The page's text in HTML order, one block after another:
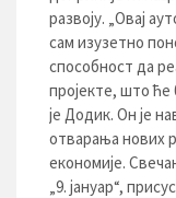
развоју. „Овај
сам изузетно
способност да
пројекте, што ће
је Додик. Он је
отварања нових
економије.
„9. јануар“,